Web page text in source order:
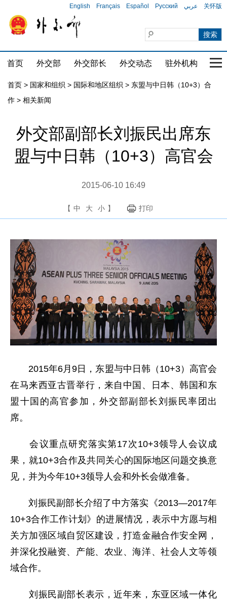
English Français Español Русский عربي 关怀版
首页 外交部 外交部长 外交动态 驻外机构 国
首页 > 国家和组织 > 国际和地区组织 > 东盟与中日韩（10+3）合
作 > 相关新闻
外交部副部长刘振民出席东
盟与中日韩（10+3）高官会
2015-06-10 16:49
【 中 大 小 】 打印
2015年6月9日，东盟与中日韩（10+3）高官会
在马来西亚古晋举行，来自中国、日本、韩国和东
盟十国的高官参加，外交部副部长刘振民率团出
席。
会议重点研究落实第17次10+3领导人会议成
果，就10+3合作及共同关心的国际地区问题交换意
见，并为今年10+3领导人会和外长会做准备。
刘振民副部长介绍了中方落实《2013—2017年
10+3合作工作计划》的进展情况，表示中方愿与相
关方加强区域自贸区建设，打造金融合作安全网，
并深化投融资、产能、农业、海洋、社会人文等领
域合作。
刘振民副部长表示，近年来，东亚区域一体化